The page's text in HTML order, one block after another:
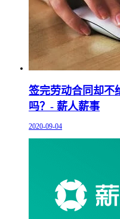
签完劳动合同却不
吗？- 薪人薪事
2020-09-04